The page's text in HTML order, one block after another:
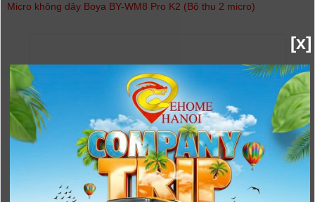
Micro không dây Boya BY-WM8 Pro K2 (Bộ thu 2 micro)
[x]